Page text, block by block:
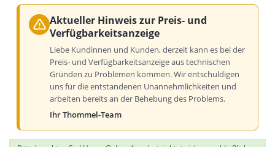
Aktueller Hinweis zur Preis- und
Verfügbarkeitsanzeige
Liebe Kundinnen und Kunden, derzeit kann es bei der
Preis- und Verfügbarkeitsanzeige aus technischen
Gründen zu Problemen kommen. Wir entschuldigen
uns für die entstandenen Unannehmlichkeiten und
arbeiten bereits an der Behebung des Problems.
Ihr Thommel-Team